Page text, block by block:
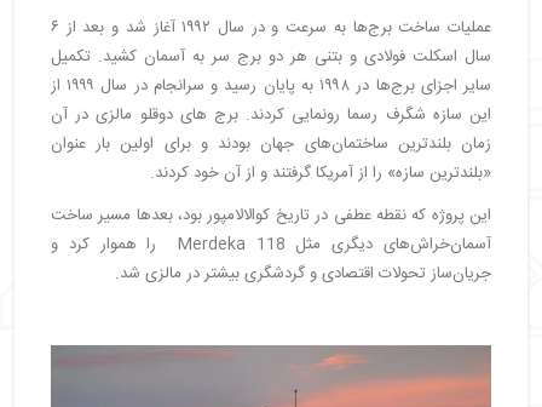
عملیات ساخت برج‌ها به سرعت و در سال ۱۹۹۲ آغاز شد و بعد از ۶
سال اسکلت فولادی و بتنی هر دو برج سر به آسمان کشید. تکمیل
سایر اجزای برج‌ها در ۱۹۹۸ به پایان رسید و سرانجام در سال ۱۹۹۹ از
این سازه شگرف رسما رونمایی کردند. برج های دوقلو مالزی در آن
زمان بلندترین ساختمان‌های جهان بودند و برای اولین بار عنوان
«بلندترین سازه» را از آمریکا گرفتند و از آن خود کردند.
این پروژه که نقطه عطفی در تاریخ کوالالامپور بود، بعدها مسیر ساخت
آسمان‌خراش‌های دیگری مثل Merdeka 118 را هموار کرد و
جریان‌ساز تحولات اقتصادی و گردشگری بیشتر در مالزی شد.